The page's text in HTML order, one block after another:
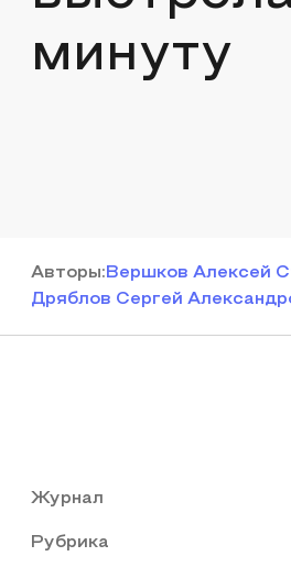
минуту
Авторы: Вершков Алексей
Дряблов Сергей
Журнал
Рубрика